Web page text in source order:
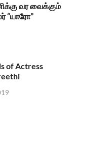
வர வைக்கும்
“யாரோ”
of Actress